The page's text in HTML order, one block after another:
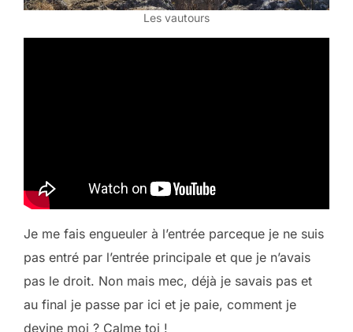
Les vautours
Je me fais engueuler à l’entrée parceque je ne suis
pas entré par l’entrée principale et que je n’avais
pas le droit. Non mais mec, déjà je savais pas et
au final je passe par ici et je paie, comment je
devine moi ? Calme toi !